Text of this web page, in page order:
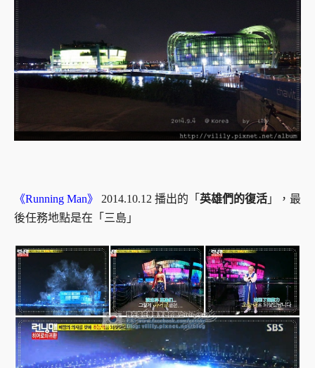
《Running Man》 2014.10.12 播出的「 英雄們的復活 」，最
後任務地點是在「三島」